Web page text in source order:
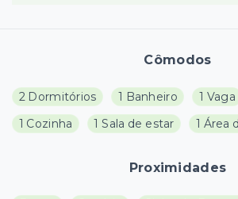
Cômodos
2 Dormitórios 1 Banheiro 1 Vaga
1 Cozinha
1 Sala de estar 1 Área
Proximidades